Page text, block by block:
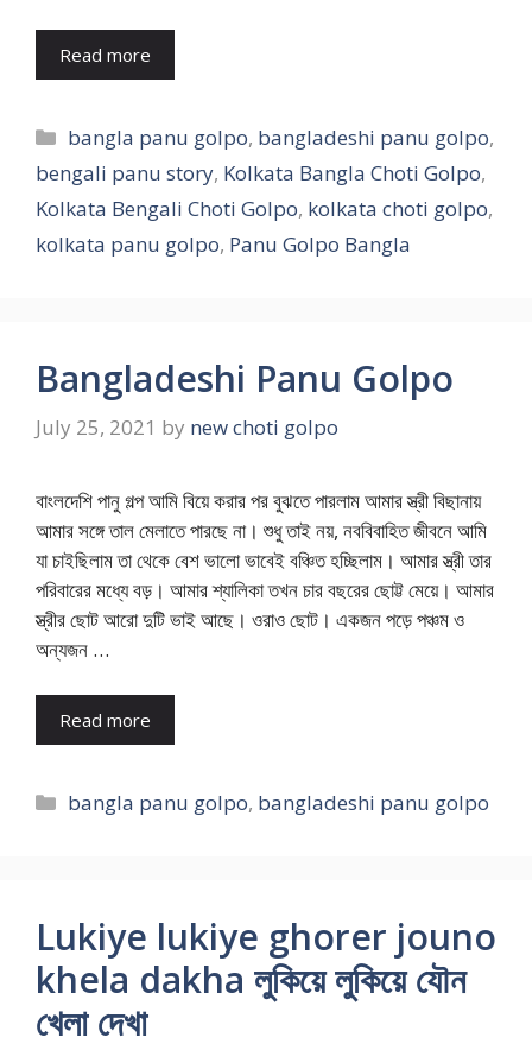
Read more
Categories
bangla panu golpo, bangladeshi panu golpo,
bengali panu story, Kolkata Bangla Choti Golpo,
Kolkata Bengali Choti Golpo, kolkata choti golpo,
kolkata panu golpo, Panu Golpo Bangla
Bangladeshi Panu Golpo
July 25, 2021 by new choti golpo
বাংলদেশি পানু গল্প আমি বিয়ে করার পর বুঝতে পারলাম আমার স্ত্রী বিছানায়
আমার সঙ্গে তাল মেলাতে পারছে না। শুধু তাই নয়, নববিবাহিত জীবনে আমি
যা চাইছিলাম তা থেকে বেশ ভালো ভাবেই বঞ্চিত হচ্ছিলাম। আমার স্ত্রী তার
পরিবারের মধ্যে বড়। আমার শ্যালিকা তখন চার বছরের ছোট্ট মেয়ে। আমার
স্ত্রীর ছোট আরো দুটি ভাই আছে। ওরাও ছোট। একজন পড়ে পঞ্চম ও
অন্যজন …
Read more
Categories
bangla panu golpo, bangladeshi panu golpo
Lukiye lukiye ghorer jouno
khela dakha লুকিয়ে লুকিয়ে যৌন
খেলা দেখা